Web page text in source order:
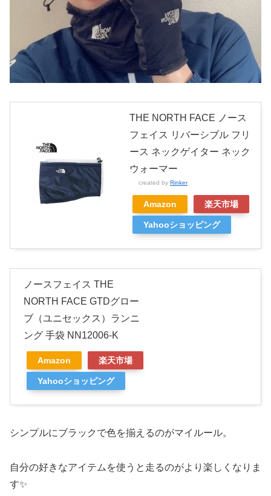
THE NORTH FACE ノース
フェイス リバーシブル フリ
ース ネックゲイター ネック
ウォーマー
created by Rinker
Amazon 楽天市場
Yahooショッピング
ノースフェイス THE
NORTH FACE GTDグロー
ブ（ユニセックス）ランニ
ング 手袋 NN12006-K
Amazon 楽天市場
Yahooショッピング
シンプルにブラックで色を揃えるのがマイルール。
自分の好きなアイテムを使うと走るのがより楽しくなりま
す✨